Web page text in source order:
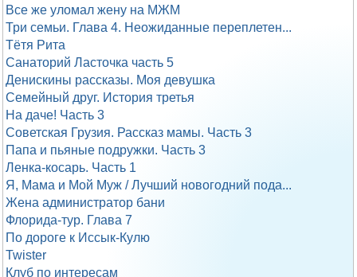
Все же уломал жену на МЖМ
Три семьи. Глава 4. Неожиданные переплетен...
Тётя Рита
Санаторий Ласточка часть 5
Денискины рассказы. Моя девушка
Семейный друг. История третья
На даче! Часть 3
Советская Грузия. Рассказ мамы. Часть 3
Папа и пьяные подружки. Часть 3
Ленка-косарь. Часть 1
Я, Мама и Мой Муж / Лучший новогодний пода...
Жена администратор бани
Флорида-тур. Глава 7
По дороге к Иссык-Кулю
Twister
Клуб по интересам